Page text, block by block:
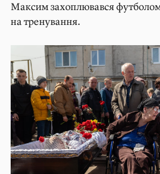
Максим захоплювався футболом
на тренування.